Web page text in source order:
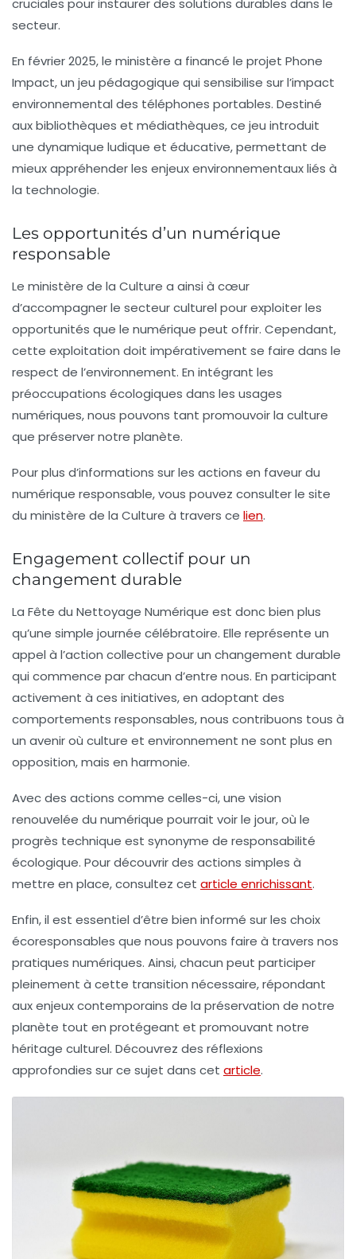
secteur.
En février 2025, le ministère a financé le projet Phone
Impact, un jeu pédagogique qui sensibilise sur l’impact
environnemental des téléphones portables. Destiné
aux bibliothèques et médiathèques, ce jeu introduit
une dynamique ludique et éducative, permettant de
mieux appréhender les enjeux environnementaux liés à
la technologie.
Les opportunités d’un numérique
responsable
Le ministère de la Culture a ainsi à cœur
d’accompagner le secteur culturel pour exploiter les
opportunités que le numérique peut offrir. Cependant,
cette exploitation doit impérativement se faire dans le
respect de l’environnement. En intégrant les
préoccupations écologiques dans les usages
numériques, nous pouvons tant promouvoir la culture
que préserver notre planète.
Pour plus d’informations sur les actions en faveur du
numérique responsable, vous pouvez consulter le site
du ministère de la Culture à travers ce lien.
Engagement collectif pour un
changement durable
La Fête du Nettoyage Numérique est donc bien plus
qu’une simple journée célébratoire. Elle représente un
appel à l’action collective pour un changement durable
qui commence par chacun d’entre nous. En participant
activement à ces initiatives, en adoptant des
comportements responsables, nous contribuons tous à
un avenir où culture et environnement ne sont plus en
opposition, mais en harmonie.
Avec des actions comme celles-ci, une vision
renouvelée du numérique pourrait voir le jour, où le
progrès technique est synonyme de responsabilité
écologique. Pour découvrir des actions simples à
mettre en place, consultez cet article enrichissant.
Enfin, il est essentiel d’être bien informé sur les choix
écoresponsables que nous pouvons faire à travers nos
pratiques numériques. Ainsi, chacun peut participer
pleinement à cette transition nécessaire, répondant
aux enjeux contemporains de la préservation de notre
planète tout en protégeant et promouvant notre
héritage culturel. Découvrez des réflexions
approfondies sur ce sujet dans cet article.